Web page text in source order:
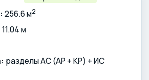
256.6 м2
м
разделы АС (АР + КР) + ИС